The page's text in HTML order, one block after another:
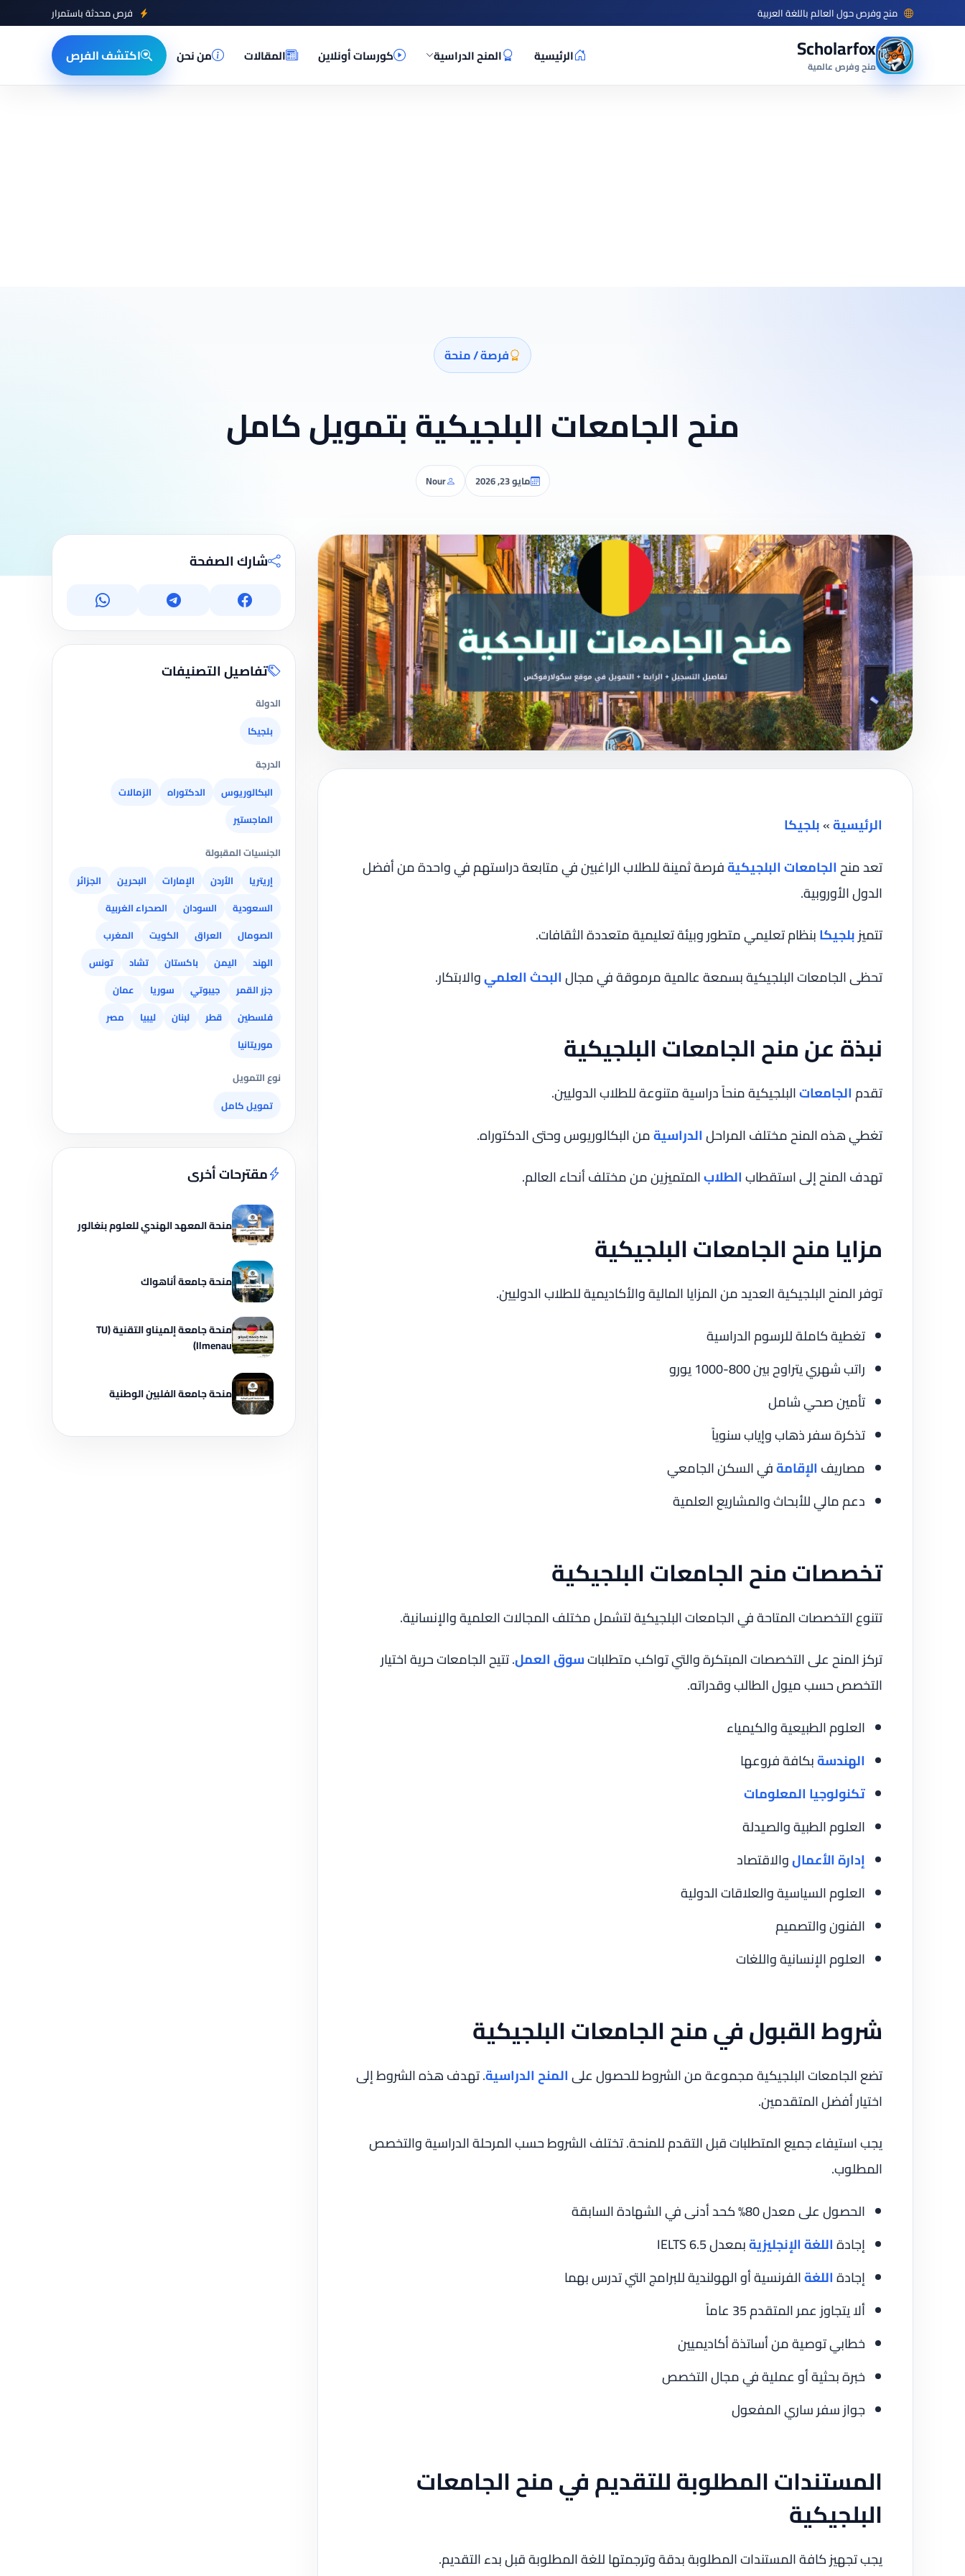
منح وفرص حول العالم باللغة العربية فرص محدثة باستمرار
Scholarfox
منح وفرص عالمية
الرئيسية المنح الدراسية كورسات أونلاين المقالات من نحن اكتشف الفرص
فرصة / منحة
منح الجامعات البلجيكية بتمويل كامل
مايو 23, 2026 Nour
الرئيسية»بلجيكا
تعد منحالجامعات البلجيكيةفرصة ثمينة للطلاب الراغبين في متابعة دراستهم في واحدة من أفضل
الدول الأوروبية.
تتميزبلجيكابنظام تعليمي متطور وبيئة تعليمية متعددة الثقافات.
تحظى الجامعات البلجيكية بسمعة عالمية مرموقة في مجالالبحث العلميوالابتكار.
نبذة عن منح الجامعات البلجيكية
تقدمالجامعاتالبلجيكية منحاً دراسية متنوعة للطلاب الدوليين.
تغطي هذه المنح مختلف المراحلالدراسيةمن البكالوريوس وحتى الدكتوراه.
تهدف المنح إلى استقطابالطلابالمتميزين من مختلف أنحاء العالم.
مزايا منح الجامعات البلجيكية
توفر المنح البلجيكية العديد من المزايا المالية والأكاديمية للطلاب الدوليين.
تغطية كاملة للرسوم الدراسية
راتب شهري يتراوح بين 800-1000 يورو
تأمين صحي شامل
تذكرة سفر ذهاب وإياب سنوياً
مصاريف الإقامةفي السكن الجامعي
دعم مالي للأبحاث والمشاريع العلمية
تخصصات منح الجامعات البلجيكية
تتنوع التخصصات المتاحة في الجامعات البلجيكية لتشمل مختلف المجالات العلمية والإنسانية.
تركز المنح على التخصصات المبتكرة والتي تواكب متطلباتسوق العمل. تتيح الجامعات حرية اختيار
التخصص حسب ميول الطالب وقدراته.
العلوم الطبيعية والكيمياء
الهندسةبكافة فروعها
تكنولوجيا المعلومات
العلوم الطبية والصيدلة
إدارة الأعمالوالاقتصاد
العلوم السياسية والعلاقات الدولية
الفنون والتصميم
العلوم الإنسانية واللغات
شروط القبول في منح الجامعات البلجيكية
تضع الجامعات البلجيكية مجموعة من الشروط للحصول علىالمنح الدراسية. تهدف هذه الشروط إلى
اختيار أفضل المتقدمين.
يجب استيفاء جميع المتطلبات قبل التقدم للمنحة. تختلف الشروط حسب المرحلة الدراسية والتخصص
المطلوب.
الحصول على معدل 80% كحد أدنى في الشهادة السابقة
إجادةاللغة الإنجليزيةبمعدل IELTS 6.5
إجادةاللغةالفرنسية أو الهولندية للبرامج التي تدرس بهما
ألا يتجاوز عمر المتقدم 35 عاماً
خطابي توصية من أساتذة أكاديميين
خبرة بحثية أو عملية في مجال التخصص
جواز سفر ساري المفعول
المستندات المطلوبة للتقديم في منح الجامعات
البلجيكية
يجب تجهيز كافة المستندات المطلوبة بدقة وترجمتها للغة المطلوبة قبل بدء التقديم.
شارك الصفحة
تفاصيل التصنيفات
الدولة
بلجيكا
الدرجة
البكالوريوس
الدكتوراه
الزمالات
الماجستير
الجنسيات المقبولة
إريتريا
الأردن الإمارات البحرين
الجزائر
السعودية
السودان
الصحراء الغربية
الصومال
العراق الكويت
المغرب
الهند
اليمن باكستان تشاد
تونس
جزر القمر
جيبوتي سوريا
عمان
فلسطين
قطر لبنان ليبيا
مصر
موريتانيا
نوع التمويل
تمويل كامل
مقترحات أخرى
منحة المعهد الهندي للعلوم بنغالور
منحة جامعة أناهواك
منحة جامعة إلميناو التقنية (TU
Ilmenau)
منحة جامعة الفلبين الوطنية